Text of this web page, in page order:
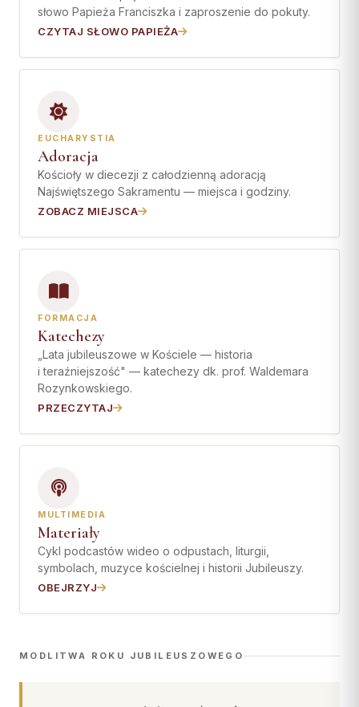
słowo Papieża Franciszka i zaproszenie do pokuty.
CZYTAJ SŁOWO PAPIEŻA
EUCHARYSTIA
Adoracja
Kościoły w diecezji z całodzienną adoracją
Najświętszego Sakramentu — miejsca i godziny.
ZOBACZ MIEJSCA
FORMACJA
Katechezy
„Lata jubileuszowe w Kościele — historia
i teraźniejszość" — katechezy dk. prof. Waldemara
Rozynkowskiego.
PRZECZYTAJ
MULTIMEDIA
Materiały
Cykl podcastów wideo o odpustach, liturgii,
symbolach, muzyce kościelnej i historii Jubileuszy.
OBEJRZYJ
MODLITWA ROKU JUBILEUSZOWEGO